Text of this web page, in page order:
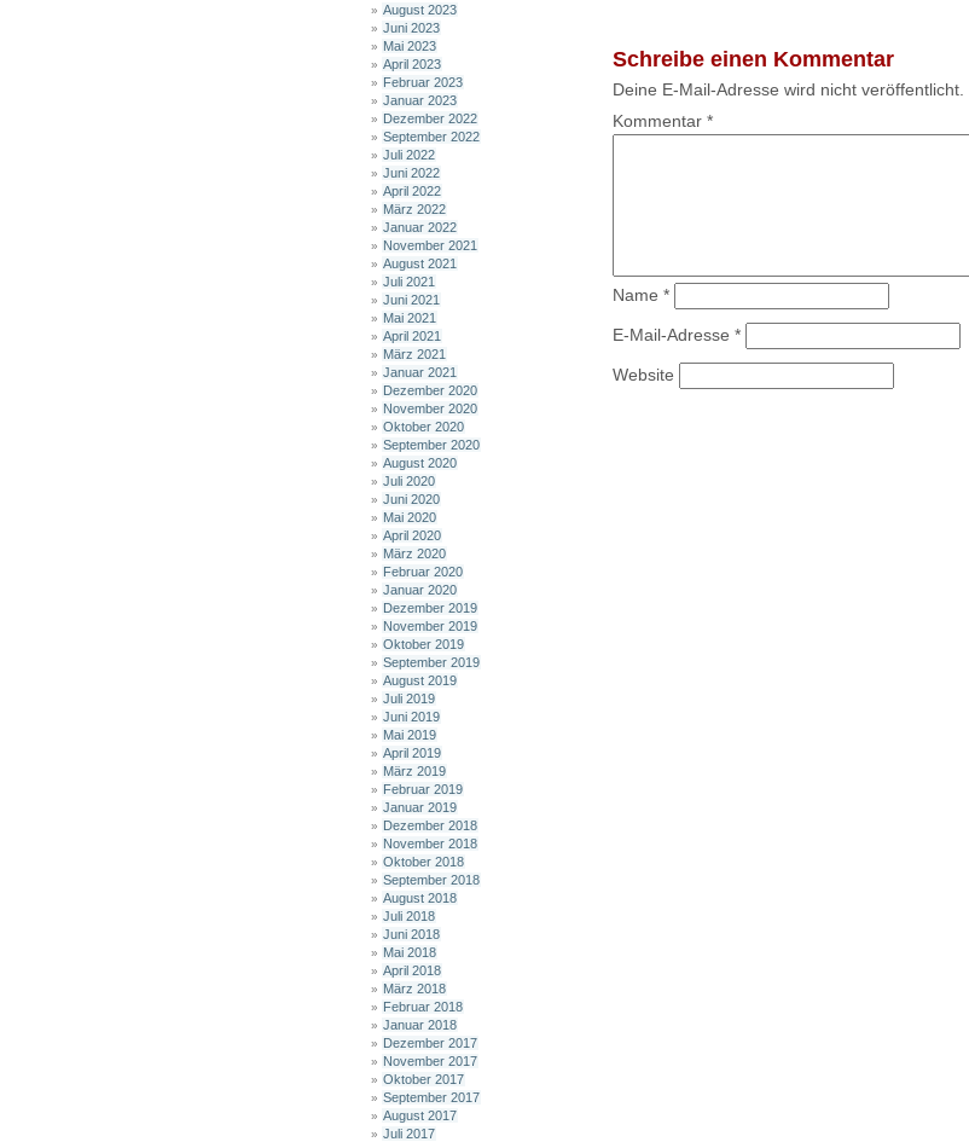
August 2023
Juni 2023
Mai 2023
April 2023
Februar 2023
Januar 2023
Dezember 2022
September 2022
Juli 2022
Juni 2022
April 2022
März 2022
Januar 2022
November 2021
August 2021
Juli 2021
Juni 2021
Mai 2021
April 2021
März 2021
Januar 2021
Dezember 2020
November 2020
Oktober 2020
September 2020
August 2020
Juli 2020
Juni 2020
Mai 2020
April 2020
März 2020
Februar 2020
Januar 2020
Dezember 2019
November 2019
Oktober 2019
September 2019
August 2019
Juli 2019
Juni 2019
Mai 2019
April 2019
März 2019
Februar 2019
Januar 2019
Dezember 2018
November 2018
Oktober 2018
September 2018
August 2018
Juli 2018
Juni 2018
Mai 2018
April 2018
März 2018
Februar 2018
Januar 2018
Dezember 2017
November 2017
Oktober 2017
September 2017
August 2017
Juli 2017
Schreibe einen Kommentar
Deine E-Mail-Adresse wird nicht veröffentlicht.
Kommentar *
Name *
E-Mail-Adresse *
Website